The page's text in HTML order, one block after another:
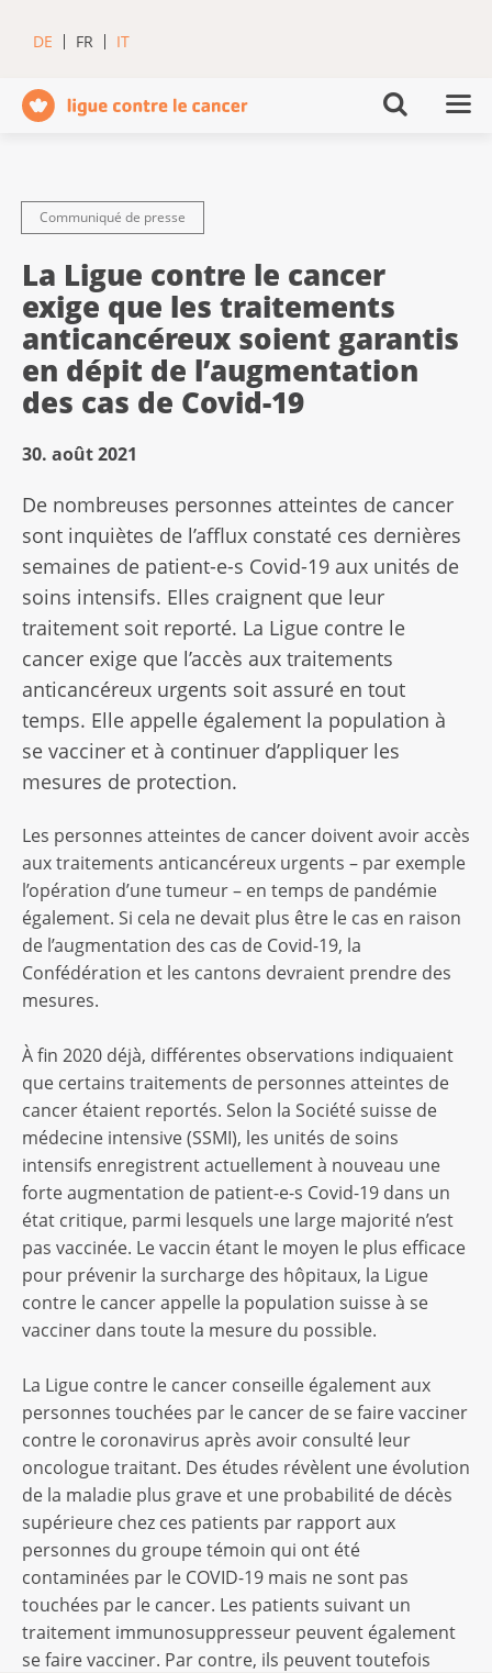
DE FR IT
Communiqué de presse
La Ligue contre le cancer
exige que les traitements
anticancéreux soient garantis
en dépit de l’augmentation
des cas de Covid-19
30. août 2021
De nombreuses personnes atteintes de cancer
sont inquiètes de l’afflux constaté ces dernières
semaines de patient-e-s Covid-19 aux unités de
soins intensifs. Elles craignent que leur
traitement soit reporté. La Ligue contre le
cancer exige que l’accès aux traitements
anticancéreux urgents soit assuré en tout
temps. Elle appelle également la population à
se vacciner et à continuer d’appliquer les
mesures de protection.
Les personnes atteintes de cancer doivent avoir accès
aux traitements anticancéreux urgents – par exemple
l’opération d’une tumeur – en temps de pandémie
également. Si cela ne devait plus être le cas en raison
de l’augmentation des cas de Covid-19, la
Confédération et les cantons devraient prendre des
mesures.
À fin 2020 déjà, différentes observations indiquaient
que certains traitements de personnes atteintes de
cancer étaient reportés. Selon la Société suisse de
médecine intensive (SSMI), les unités de soins
intensifs enregistrent actuellement à nouveau une
forte augmentation de patient-e-s Covid-19 dans un
état critique, parmi lesquels une large majorité n’est
pas vaccinée. Le vaccin étant le moyen le plus efficace
pour prévenir la surcharge des hôpitaux, la Ligue
contre le cancer appelle la population suisse à se
vacciner dans toute la mesure du possible.
La Ligue contre le cancer conseille également aux
personnes touchées par le cancer de se faire vacciner
contre le coronavirus après avoir consulté leur
oncologue traitant. Des études révèlent une évolution
de la maladie plus grave et une probabilité de décès
supérieure chez ces patients par rapport aux
personnes du groupe témoin qui ont été
contaminées par le COVID-19 mais ne sont pas
touchées par le cancer. Les patients suivant un
traitement immunosuppresseur peuvent également
se faire vacciner. Par contre, ils peuvent toutefois